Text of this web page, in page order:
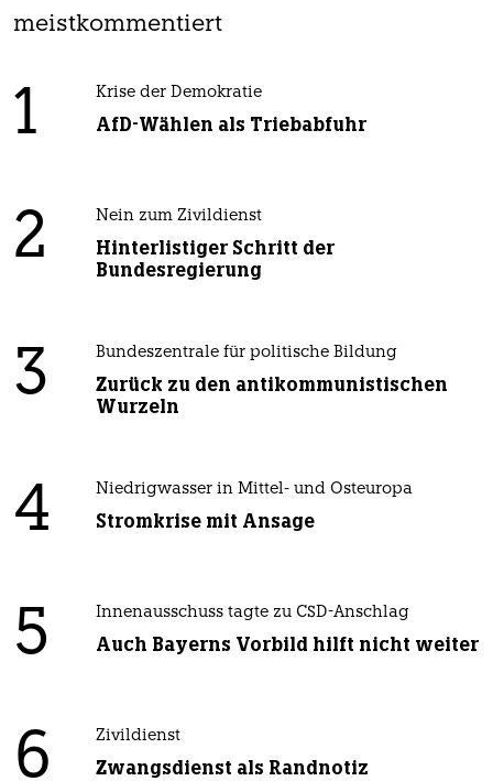
meistkommentiert
1 Krise der Demokratie
AfD-Wählen als Triebabfuhr
2 Nein zum Zivildienst
Hinterlistiger Schritt der
Bundesregierung
3 Bundeszentrale für politische Bildung
Zurück zu den antikommunistischen
Wurzeln
4 Niedrigwasser in Mittel- und Osteuropa
Stromkrise mit Ansage
5 Innenausschuss tagte zu CSD-Anschlag
Auch Bayerns Vorbild hilft nicht weiter
6 Zivildienst
Zwangsdienst als Randnotiz